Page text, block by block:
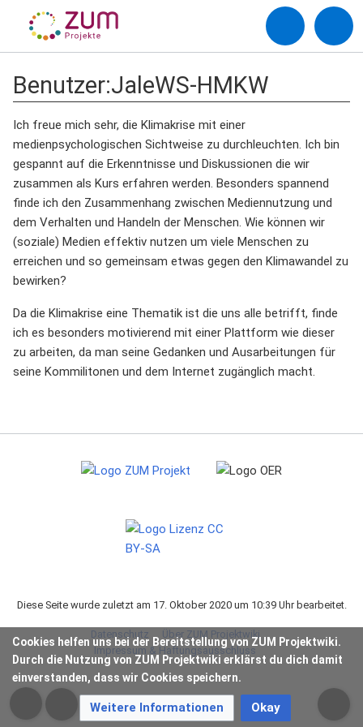
Benutzer:JaleWS-HMKW
Ich freue mich sehr, die Klimakrise mit einer
medienpsychologischen Sichtweise zu durchleuchten. Ich bin
gespannt auf die Erkenntnisse und Diskussionen die wir
zusammen als Kurs erfahren werden. Besonders spannend
finde ich den Zusammenhang zwischen Mediennutzung und
dem Verhalten und Handeln der Menschen. Wie können wir
(soziale) Medien effektiv nutzen um viele Menschen zu
erreichen und so gemeinsam etwas gegen den Klimawandel zu
bewirken?
Da die Klimakrise eine Thematik ist die uns alle betrifft, finde
ich es besonders motivierend mit einer Plattform wie dieser
zu arbeiten, da man seine Gedanken und Ausarbeitungen für
seine Kommilitonen und dem Internet zugänglich macht.
Cookies helfen uns bei der Bereitstellung von ZUM Projektwiki.
Durch die Nutzung von ZUM Projektwiki erklärst du dich damit
einverstanden, dass wir Cookies speichern.
Weitere Informationen Okay
Diese Seite wurde zuletzt am 17. Oktober 2020 um 10:39 Uhr bearbeitet.
Datenschutz
Über ZUM Projektwiki
Impressum & Haftungsausschluss